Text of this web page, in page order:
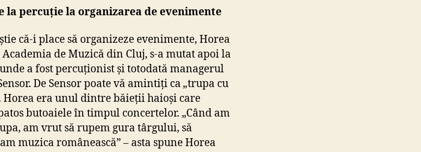
la percuție la organizarea de evenimente
că-i place să organizeze evenimente, Horea
de Muzică din Cluj, s-a mutat apoi la
a fost percuționist și totodată managerul
De Sensor poate vă amintiți ca „trupa cu
Horea era unul dintre băieții haioși care
butoaiele în timpul concertelor. „Când am
am vrut să rupem gura târgului, să
muzica românească” – asta spune Horea